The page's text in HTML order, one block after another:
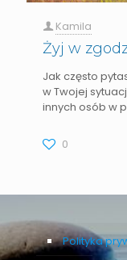
Kamila
Żyj w
Jak często
w Twojej
innych osób w
0
Polityka